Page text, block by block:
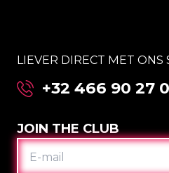
LIEVER DIRECT MET ONS
+32 466 90 27
JOIN THE CLUB
E-
MAIL